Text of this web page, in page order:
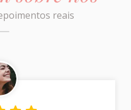
reais